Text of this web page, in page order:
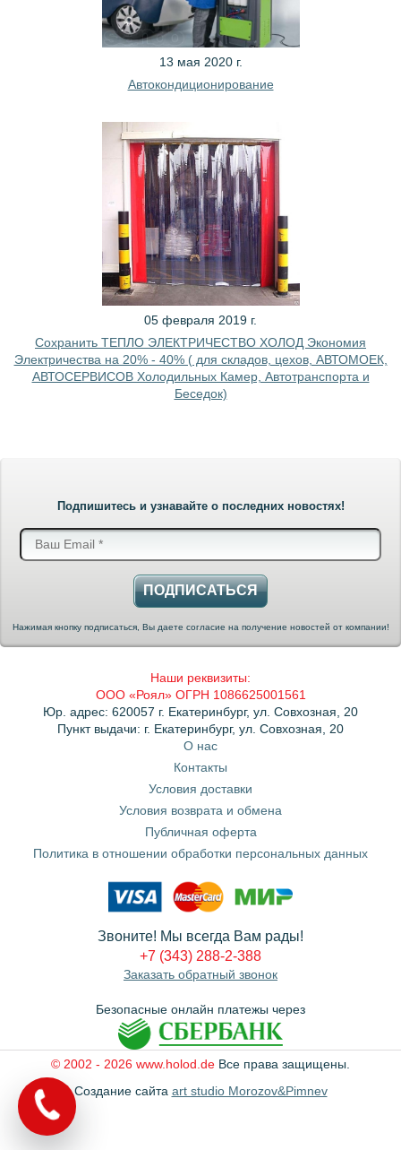
13 мая 2020 г.
Автокондиционирование
05 февраля 2019 г.
Сохранить ТЕПЛО ЭЛЕКТРИЧЕСТВО ХОЛОД Экономия
Электричества на 20% - 40% ( для складов, цехов, АВТОМОЕК,
АВТОСЕРВИСОВ Холодильных Камер, Автотранспорта и
Беседок)
Подпишитесь и узнавайте о последних новостях!
ПОДПИСАТЬСЯ
Нажимая кнопку подписаться, Вы даете согласие на получение новостей от компании!
Наши реквизиты:
ООО «Роял» ОГРН 1086625001561
Юр. адрес: 620057 г. Екатеринбург, ул. Совхозная, 20
Пункт выдачи: г. Екатеринбург, ул. Совхозная, 20
О нас
Контакты
Условия доставки
Условия возврата и обмена
Публичная оферта
Политика в отношении обработки персональных данных
Звоните! Мы всегда Вам рады!
+7 (343) 288-2-388
Заказать обратный звонок
Безопасные онлайн платежы через
© 2002 - 2026 www.holod.de Все права защищены.
Создание сайта art studio Morozov&Pimnev